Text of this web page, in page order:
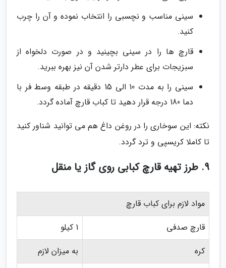
سینی مناسب و نچسبی را انتخاب نموده و آن را چرب
کنید.
قارچ ها را در سینی بچینید و در صورت دلخواه از
سبزیجات برای عطر دارتر شدن آن نیز بهره ببرید.
سینی را به مدت 10 الی 15 دقیقه در طبقه وسط فر با
دما 180 درجه قرار دهید تا کباب قارچ آماده گردد.
نکته: این سوخاری را در روغن داغ هم می توانید شناور کنید
تا کاملا کریسپی و ترد گردد.
9. طرز تهیه قارچ کبابی روی گاز یا منقل
مواد لازم برای کباب قارچ
قارچ صدفی
1 کیلو
کره
به میزان لازم